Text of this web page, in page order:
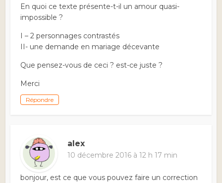
En quoi ce texte présente-t-il un amour quasi-
impossible ?
I – 2 personnages contrastés
II- une demande en mariage décevante
Que pensez-vous de ceci ? est-ce juste ?
Merci
Répondre
alex
10 décembre 2016 à 12 h 17 min
bonjour, est ce que vous pouvez faire un correction